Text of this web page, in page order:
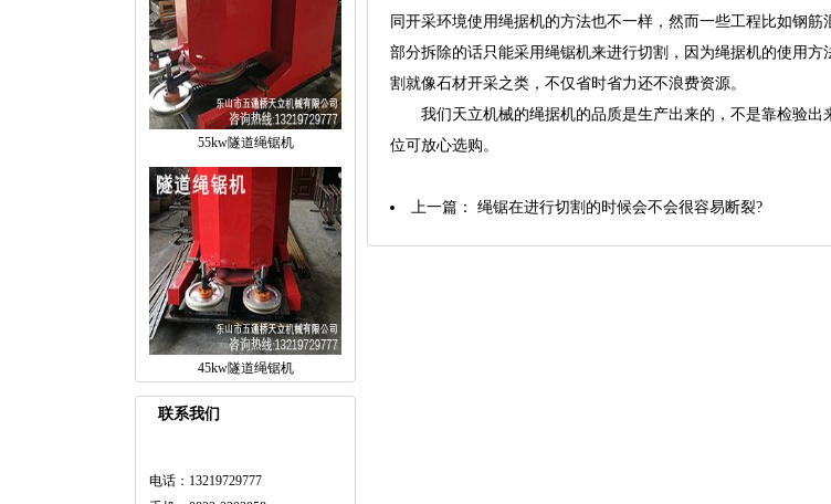
55kw隧道绳锯机
45kw隧道绳锯机
联系我们
电话：13219729777
同开采环境使用绳据机的方法也不一样，然而一些工程比如钢
部分拆除的话只能采用绳锯机来进行切割，因为绳据机的使用
割就像石材开采之类，不仅省时省力还不浪费资源。
我们天立机械的绳据机的品质是生产出来的，不是靠检验出
位可放心选购。
上一篇： 绳锯在进行切割的时候会不会很容易断裂?